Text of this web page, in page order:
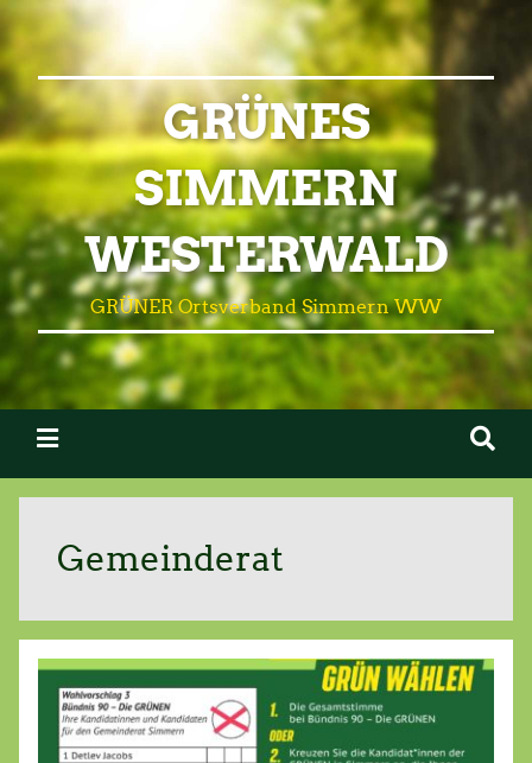
GRÜNES
SIMMERN
WESTERWALD
GRÜNER Ortsverband Simmern WW
Gemeinderat